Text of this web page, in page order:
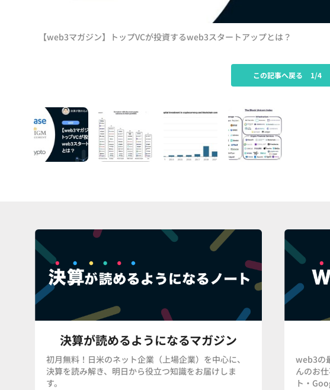
【web3マガジン】トップVCが投資するweb3スタートアップとは？
この記事へ戻る 1/4
決算が読めるようになるマガジン
初月無料！日米のネット企業（上場企業）を中心に、
決算を読み解き、明日から役立つ知識をお届けしま
す。
web3の
んのお
ト・